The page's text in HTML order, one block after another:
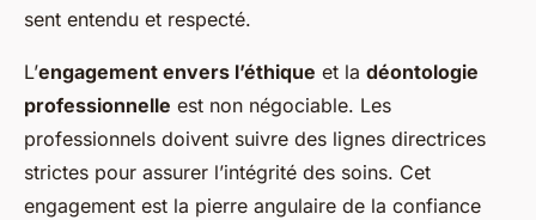
sent entendu et respecté.
L’engagement envers l’éthique et la déontologie
professionnelle est non négociable. Les
professionnels doivent suivre des lignes directrices
strictes pour assurer l’intégrité des soins. Cet
engagement est la pierre angulaire de la confiance